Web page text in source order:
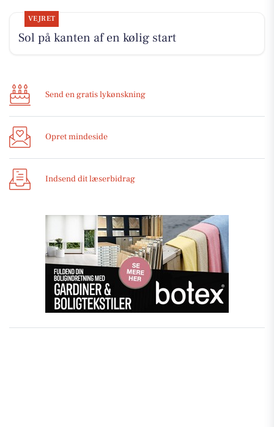
VEJRET
Sol på kanten af en kølig start
Send en gratis lykønskning
Opret mindeside
Indsend dit læserbidrag